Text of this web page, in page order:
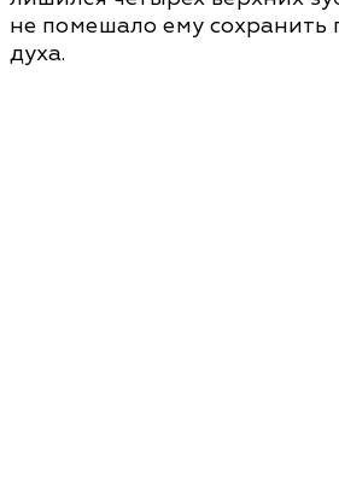
не помешало ему сохранить
духа.